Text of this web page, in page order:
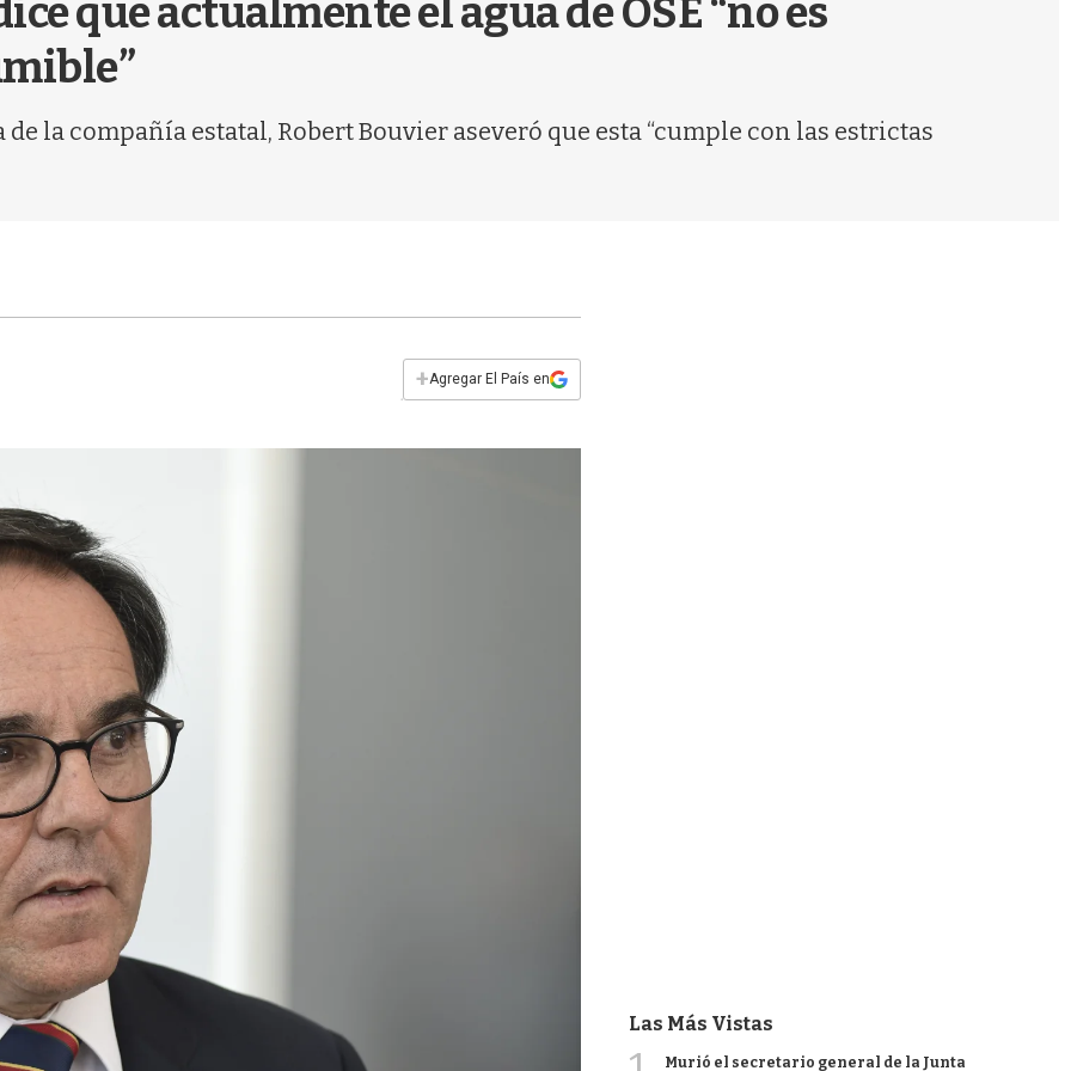
que actualmente el agua de OSE “no es
la compañía estatal, Robert Bouvier aseveró que esta “cumple con las estrictas
+Agregar El País en
Las Más Vistas
Murió el secretario general de la Junta